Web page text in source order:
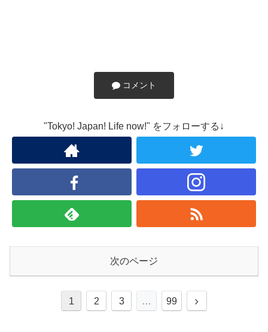
コメント
"Tokyo! Japan! Life now!" をフォローする↓
次のページ
1 2 3 … 99